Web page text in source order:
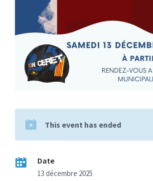
This event has ended
Date
13 décembre 2025